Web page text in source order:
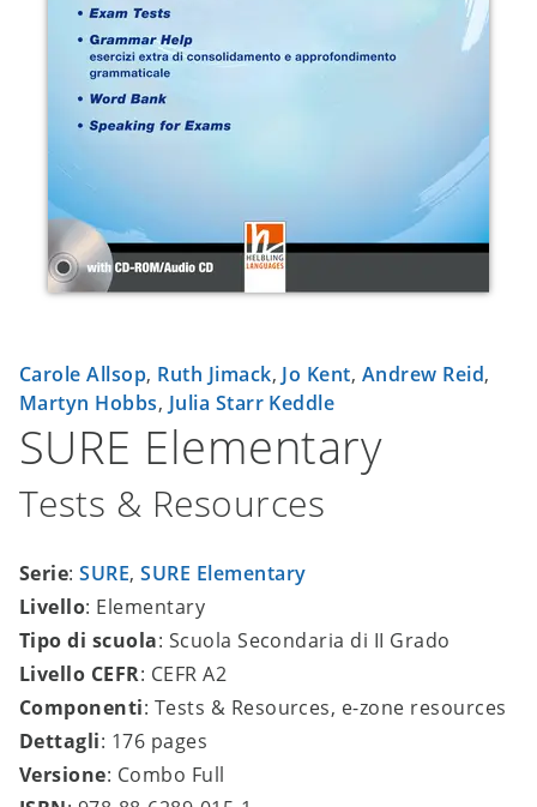
Carole Allsop, Ruth Jimack, Jo Kent, Andrew Reid,
Martyn Hobbs, Julia Starr Keddle
SURE Elementary
Tests & Resources
Serie:SURE,SURE Elementary
Livello: Elementary
Tipo di scuola: Scuola Secondaria di II Grado
Livello CEFR: CEFR A2
Componenti: Tests & Resources, e-zone resources
Dettagli: 176 pages
Versione: Combo Full